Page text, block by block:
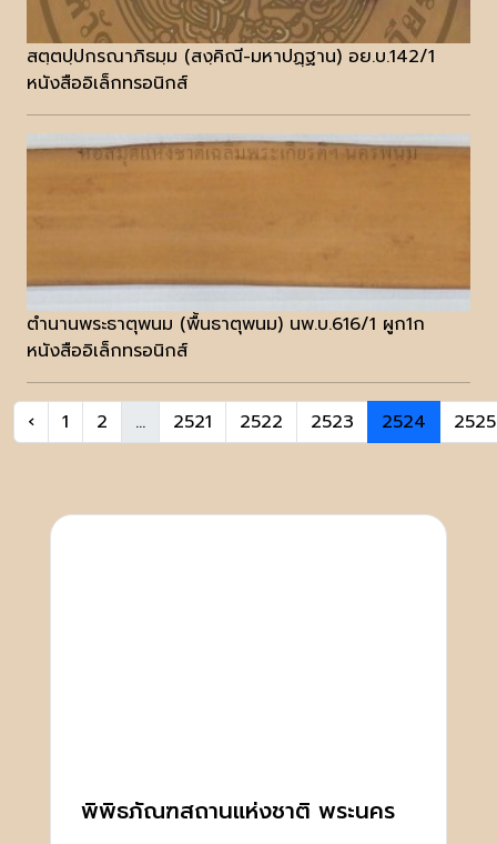
สตฺตปฺปกรณาภิธมฺม (สงฺคิณี-มหาปฏฺฐาน) อย.บ.142/1
หนังสืออิเล็กทรอนิกส์
ตำนานพระธาตุพนม (พื้นธาตุพนม) นพ.บ.616/1 ผูก1ก
หนังสืออิเล็กทรอนิกส์
‹ 1 2 ... 2521 2522 2523 2524 2525
พิพิธภัณฑสถานแห่งชาติ พระนคร